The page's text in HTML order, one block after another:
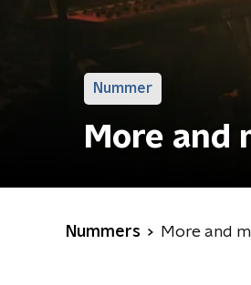
Nummer
More and
Nummers More and